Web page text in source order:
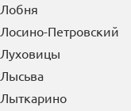
Лобня
Лосино-Петровский
Луховицы
Лысьва
Лыткарино